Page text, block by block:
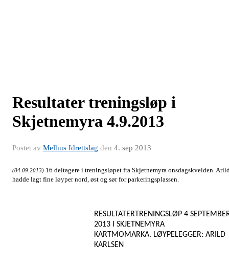
Resultater treningsløp i
Skjetnemyra 4.9.2013
Postet av Melhus Idrettslag den 4. sep 2013
(04.09.2013) 16 deltagere i treningsløpet fra Skjetnemyra onsdagskvelden.
hadde lagt fine løyper nord, øst og sør for parkeringsplassen.
RESULTATERTRENINGSLØP 4
2013 I SKJETNEMYRA
KARTMOMARKA. LØYPELEGGER: ARILD
KARLSEN